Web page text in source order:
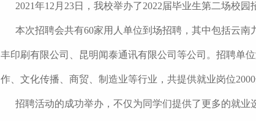
2021年12月23日，我校举办了2022届毕业生第二场校园
本次招聘会共有60家用人单位到场招聘，其中包括云南
丰印刷有限公司、昆明闻泰通讯有限公司等公司。招聘单
作、文化传播、商贸、制造业等行业，共提供就业岗位
招聘活动的成功举办，不仅为同学们提供了更多的就业